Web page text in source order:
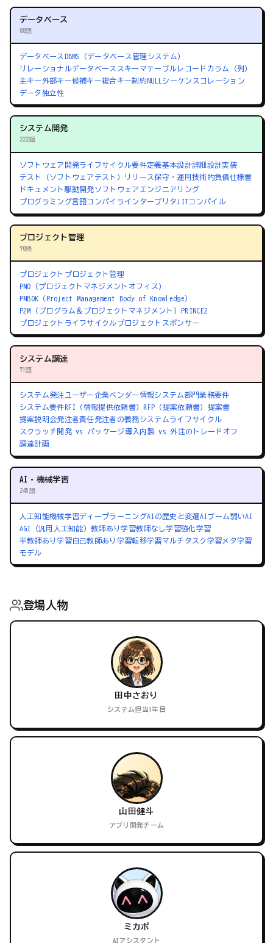
データベース
88語
データベース DBMS（データベース管理システム）
リレーショナルデータベース スキーマテーブルレコード カラム（列）
主キー外部キー候補キー複合キー制約NULL シーケンス コレーション
データ独立性
システム開発
222語
ソフトウェア開発ライフサイクル要件定義基本設計詳細設計実装
テスト（ソフトウェアテスト）
リリース保守・運用 技術的負債仕様書
ドキュメント駆動開発ソフトウェアエンジニアリング
プログラミング言語コンパイラインタープリタ JITコンパイル
プロジェクト管理
70語
プロジェクト プロジェクト管理
PMO（プロジェクトマネジメントオフィス）
PMBOK（Project Management Body of Knowledge）
P2M（プログラム＆プロジェクトマネジメント） PRINCE2
プロジェクトライフサイクルプロジェクトスポンサー
システム調達
71語
システム発注 ユーザー企業ベンダー情報システム部門業務要件
システム要件 RFI（情報提供依頼書） RFP（提案依頼書） 提案書
提案説明会発注者責任発注者の義務システムライフサイクル
スクラッチ開発 vs パッケージ導入 内製 vs 外注のトレードオフ
調達計画
AI・機械学習
245語
人工知能機械学習ディープラーニングAIの歴史と変遷AIブーム 弱いAI
AGI（汎用人工知能）教師あり学習教師なし学習強化学習
半教師あり学習自己教師あり学習転移学習マルチタスク学習メタ学習
モデル
登場人物
田中さおり
システム担当1年目
山田健斗
アプリ開発チーム
ミカポ
AIアシスタント